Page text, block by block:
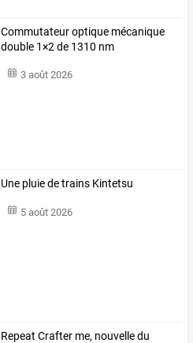
Commutateur optique mécanique
double 1×2 de 1310 nm
3 août 2026
Une pluie de trains Kintetsu
5 août 2026
Repeat Crafter me, nouvelle du